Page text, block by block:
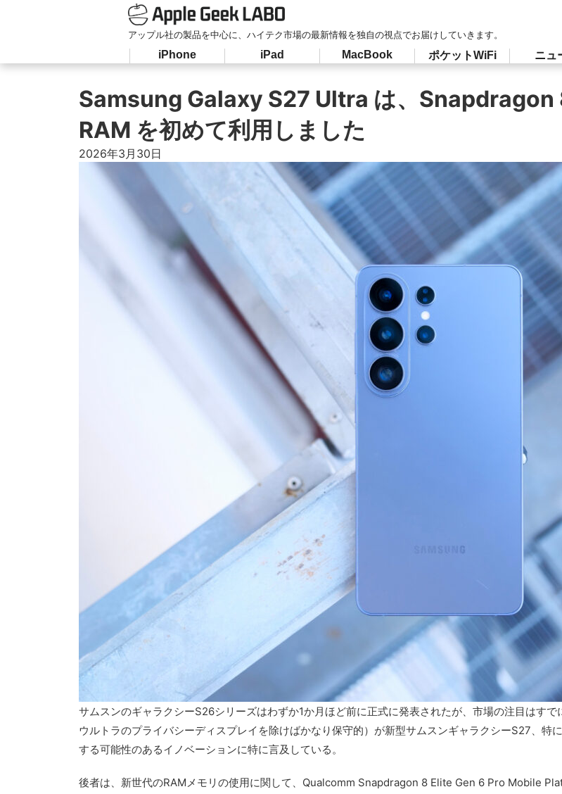
アップル社の製品を中心に、ハイテク市場の最新情報を独自の視点でお届けしていきます。
iPhone iPad MacBook ポケットWiFi ニュ
Samsung Galaxy S27 Ultra は、Snapdragon
RAM を初めて利用しました
2026年3月30日
サムスンのギャラクシーS26シリーズはわずか1か月ほど前に正式に発表されたが、市場の注目はす
ウルトラのプライバシーディスプレイを除けばかなり保守的）が新型サムスンギャラクシーS27、
する可能性のあるイノベーションに特に言及している。
後者は、新世代のRAMメモリの使用に関して、Qualcomm Snapdragon 8 Elite Gen 6 Pro Mobile